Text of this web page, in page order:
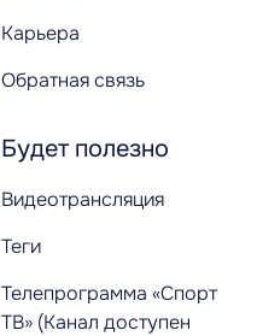
Карьера
Обратная связь
Будет полезно
Видеотрансляция
Теги
Телепрограмма «Спорт
ТВ» (Канал доступен